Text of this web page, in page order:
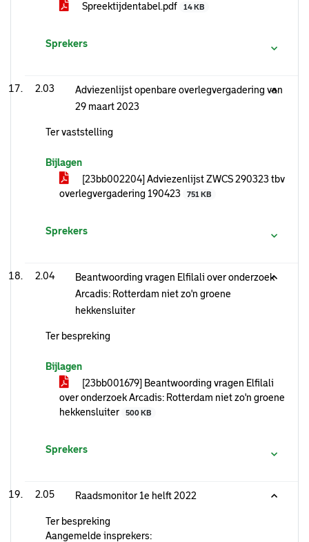
Spreektijdentabel.pdf 14 KB
Sprekers
2.03
Adviezenlijst openbare overlegvergadering van
29 maart 2023
Ter vaststelling
Bijlagen
[23bb002204] Adviezenlijst ZWCS 290323 tbv
overlegvergadering 190423
751 KB
Sprekers
2.04
Beantwoording vragen Elfilali over onderzoek
Arcadis: Rotterdam niet zo'n groene
hekkensluiter
Ter bespreking
Bijlagen
[23bb001679] Beantwoording vragen Elfilali
over onderzoek Arcadis: Rotterdam niet zo'n groene
hekkensluiter
500 KB
Sprekers
2.05 Raadsmonitor 1e helft 2022
Ter bespreking
Aangemelde insprekers: